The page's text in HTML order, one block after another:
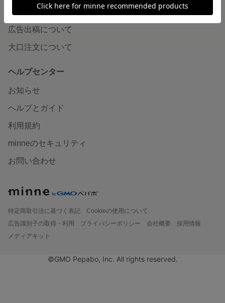
企業の方へ
広告出稿について
大口注文について
ヘルプセンター
お知らせ
ヘルプとガイド
利用規約
minneのセキュリティ
お問い合わせ
特定商取引法に基づく表記
Cookieの使用について
広告識別子の取得・利用
プライバシーポリシー 会社概要
採用情報
メディアキット
©GMO Pepabo, Inc. All rights reserved.